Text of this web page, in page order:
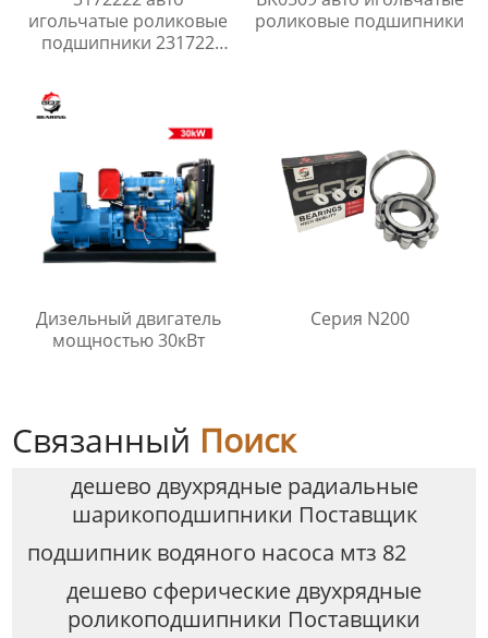
игольчатые роликовые
подшипники 231722
роликовые подшипники
Дизельный двигатель
мощностью 30кВт
Серия N200
Связанный Поиск
дешево двухрядные радиальные
шарикоподшипники Поставщик
подшипник водяного насоса мтз 82
дешево сферические двухрядные
роликоподшипники Поставщики